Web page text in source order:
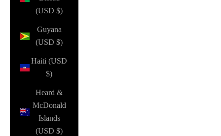
(USD $)
Guyana
(USD $)
Haiti (USD
$)
Heard &
McDonald
Islands
(USD $)